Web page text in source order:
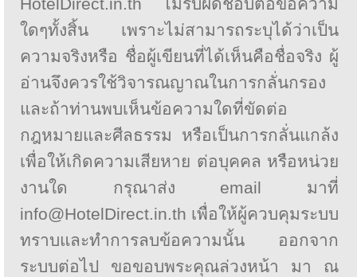
ใดๆทั้งสิ้น เพราะไม่สามารถระบุได้ว่าเป็น
ความจริงหรือ ชื่อผู้เขียนที่ได้เห็นคือชื่อจริง ผู้
อ่านจึงควรใช้วิจารณญาณในการกลั่นกรอง
และถ้าท่านพบเห็นข้อความใดที่ขัดต่อ
กฎหมายและศีลธรรม หรือเป็นการกลั่นแกล้ง
เพื่อให้เกิดความเสียหาย ต่อบุคคล หรือหน่วย
งานใด กรุณาส่ง email มาที่
info@HotelDirect.in.th เพื่อให้ผู้ควบคุมระบบ
ทราบและทำการลบข้อความนั้น ออกจาก
ระบบต่อไป ขอขอบพระคุณล่วงหน้า มา ณ